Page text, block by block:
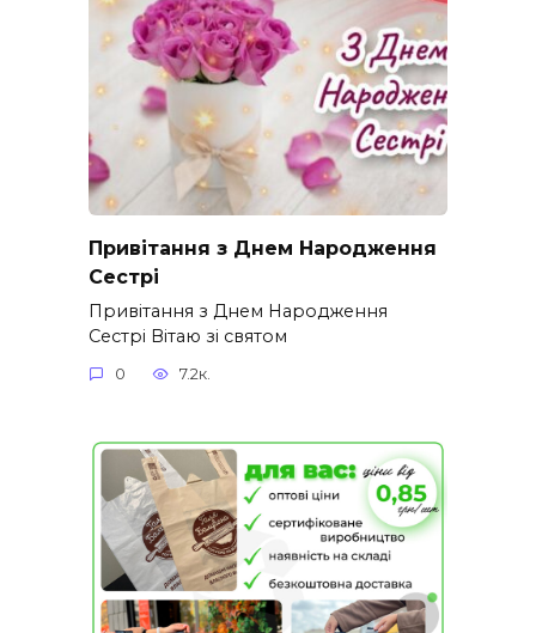
Привітання з Днем Народження
Сестрі
Привітання з Днем Народження
Сестрі Вітаю зі святом
0 7.2к.